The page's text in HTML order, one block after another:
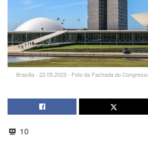
Brasília - 22.05.2023 - Foto da Fachada do
10